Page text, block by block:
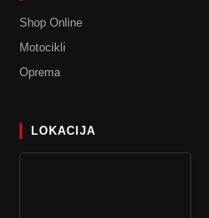
Shop Online
Motocikli
Oprema
LOKACIJA